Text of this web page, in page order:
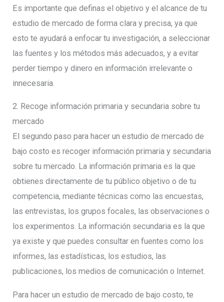
Es importante que definas el objetivo y el alcance de tu
estudio de mercado de forma clara y precisa, ya que
esto te ayudará a enfocar tu investigación, a seleccionar
las fuentes y los métodos más adecuados, y a evitar
perder tiempo y dinero en información irrelevante o
innecesaria.
2. Recoge información primaria y secundaria sobre tu
mercado
El segundo paso para hacer un estudio de mercado de
bajo costo es recoger información primaria y secundaria
sobre tu mercado. La información primaria es la que
obtienes directamente de tu público objetivo o de tu
competencia, mediante técnicas como las encuestas,
las entrevistas, los grupos focales, las observaciones o
los experimentos. La información secundaria es la que
ya existe y que puedes consultar en fuentes como los
informes, las estadísticas, los estudios, las
publicaciones, los medios de comunicación o Internet.
Para hacer un estudio de mercado de bajo costo, te